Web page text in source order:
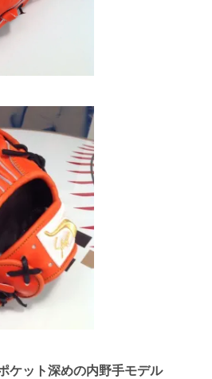
ケット深めの内野手モデル